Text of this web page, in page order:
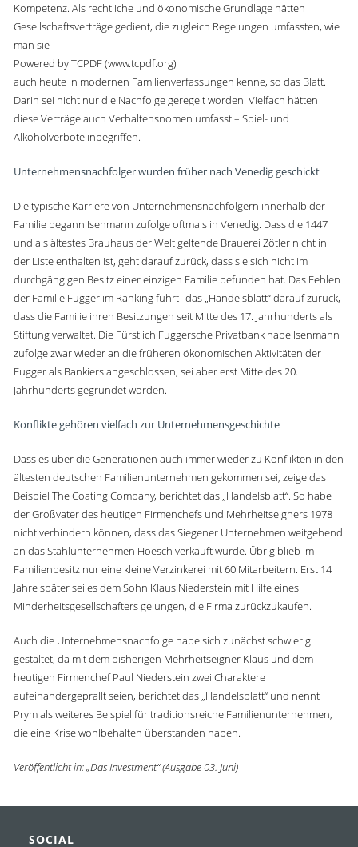
Kompetenz. Als rechtliche und ökonomische Grundlage hätten
Gesellschaftsverträge gedient, die zugleich Regelungen umfassten, wie
man sie
Powered by TCPDF (www.tcpdf.org)
auch heute in modernen Familienverfassungen kenne, so das Blatt.
Darin sei nicht nur die Nachfolge geregelt worden. Vielfach hätten
diese Verträge auch Verhaltensnomen umfasst – Spiel- und
Alkoholverbote inbegriffen.
Unternehmensnachfolger wurden früher nach Venedig geschickt
Die typische Karriere von Unternehmensnachfolgern innerhalb der
Familie begann Isenmann zufolge oftmals in Venedig. Dass die 1447
und als ältestes Brauhaus der Welt geltende Brauerei Zötler nicht in
der Liste enthalten ist, geht darauf zurück, dass sie sich nicht im
durchgängigen Besitz einer einzigen Familie befunden hat. Das Fehlen
der Familie Fugger im Ranking führt das „Handelsblatt“ darauf zurück,
dass die Familie ihren Besitzungen seit Mitte des 17. Jahrhunderts als
Stiftung verwaltet. Die Fürstlich Fuggersche Privatbank habe Isenmann
zufolge zwar wieder an die früheren ökonomischen Aktivitäten der
Fugger als Bankiers angeschlossen, sei aber erst Mitte des 20.
Jahrhunderts gegründet worden.
Konflikte gehören vielfach zur Unternehmensgeschichte
Dass es über die Generationen auch immer wieder zu Konflikten in den
ältesten deutschen Familienunternehmen gekommen sei, zeige das
Beispiel The Coating Company, berichtet das „Handelsblatt“. So habe
der Großvater des heutigen Firmenchefs und Mehrheitseigners 1978
nicht verhindern können, dass das Siegener Unternehmen weitgehend
an das Stahlunternehmen Hoesch verkauft wurde. Übrig blieb im
Familienbesitz nur eine kleine Verzinkerei mit 60 Mitarbeitern. Erst 14
Jahre später sei es dem Sohn Klaus Niederstein mit Hilfe eines
Minderheitsgesellschafters gelungen, die Firma zurückzukaufen.
Auch die Unternehmensnachfolge habe sich zunächst schwierig
gestaltet, da mit dem bisherigen Mehrheitseigner Klaus und dem
heutigen Firmenchef Paul Niederstein zwei Charaktere
aufeinandergeprallt seien, berichtet das „Handelsblatt“ und nennt
Prym als weiteres Beispiel für traditionsreiche Familienunternehmen,
die eine Krise wohlbehalten überstanden haben.
Veröffentlicht in: „Das Investment“ (Ausgabe 03. Juni)
SOCIAL